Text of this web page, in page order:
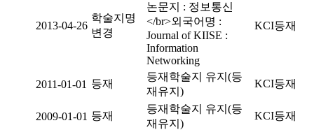
2013-04-26
학술지명
변경
논문지 : 정보통신
</br>외국어명 :
Journal of KIISE :
Information
Networking
KCI등재
2011-01-01 등재
등재학술지 유지(등
재유지)
KCI등재
2009-01-01 등재
등재학술지 유지(등
재유지)
KCI등재